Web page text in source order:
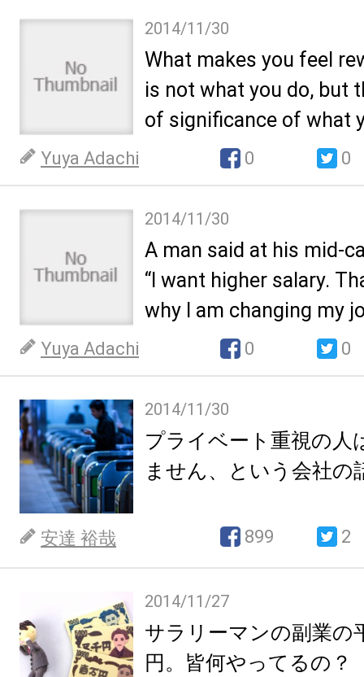
2014/11/30
What makes you feel
is not what you do, but
of significance of what
Yuya Adachi 0 0
2014/11/30
A man said at his mid-
“I want higher salary.
why I am changing my
Yuya Adachi 0 0
2014/11/30
プライベート重視の人
ません、という会社の
安達 裕哉 899 2
2014/11/27
サラリーマンの副業の
円。皆何やってるの？